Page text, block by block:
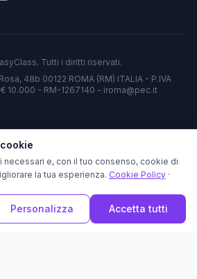
e, con il tuo consenso, cookie di
la tua esperienza. Cookie Policy ·
Personalizza Accetta tutti
Tutti i diritti riservati.
48b 00122 ROMA (RM) ITALIA - P.IVA
€ 10.000 - RM-1267140 - iroma@pec.it